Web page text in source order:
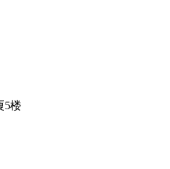
5楼